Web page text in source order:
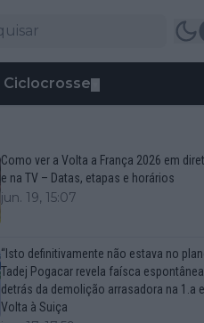
Ciclocrosse
Como ver a Volta a França 2026 em
e na TV – Datas, etapas e horários
jun. 19, 15:07
“Isto definitivamente não estava no
Tadej Pogacar revela faísca
detrás da demolição arrasadora na 1.a
Volta à Suiça